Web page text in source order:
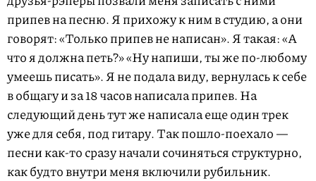
припев на песню. Я прихожу к ним в студию, а они
говорят: «Только припев не написан». Я такая: «А
что я должна петь?» «Ну напиши, ты же по-любому
умеешь писать». Я не подала виду,вернулась к себе
в общагуи за 18 часов написала припев. На
следующий день тут же написала еще один трек
уже для себя, под гитару. Так пошло-поехало —
песни как-то сразу начали сочиняться структурно,
как будто внутри меня включили рубильник.